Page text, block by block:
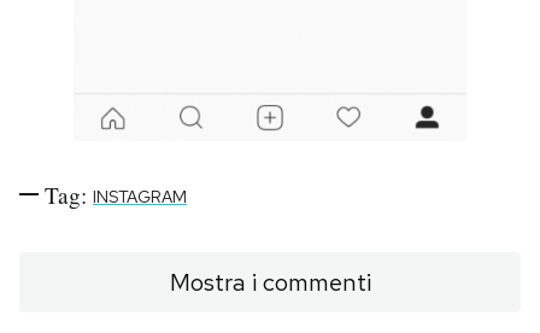
Tag: INSTAGRAM
Mostra i commenti